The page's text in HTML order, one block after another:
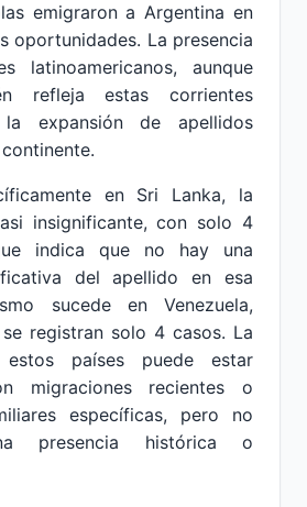
emigraron a Argentina en
oportunidades. La presencia
latinoamericanos, aunque
refleja estas corrientes
expansión de apellidos
en Sri Lanka, la
insignificante, con solo 4
indica que no hay una
del apellido en esa
sucede en Venezuela,
registran solo 4 casos. La
países puede estar
migraciones recientes o
específicas, pero no
presencia histórica o